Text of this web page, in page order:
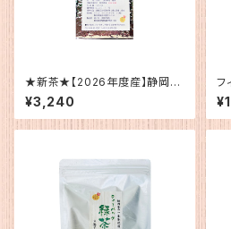
★新茶★【2026年度産】静岡
産 荒茶
¥3,240
フ